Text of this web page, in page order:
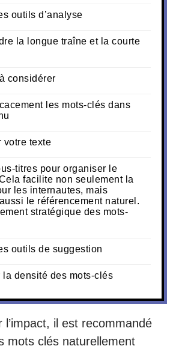
outils d’analyse
la longue traîne et la courte
considérer
les mots-clés dans
votre texte
titres pour organiser le
facilite non seulement la
les internautes, mais
le référencement naturel.
stratégique des mots-
outils de suggestion
la densité des mots-clés
l’impact, il est recommandé
mots clés naturellement